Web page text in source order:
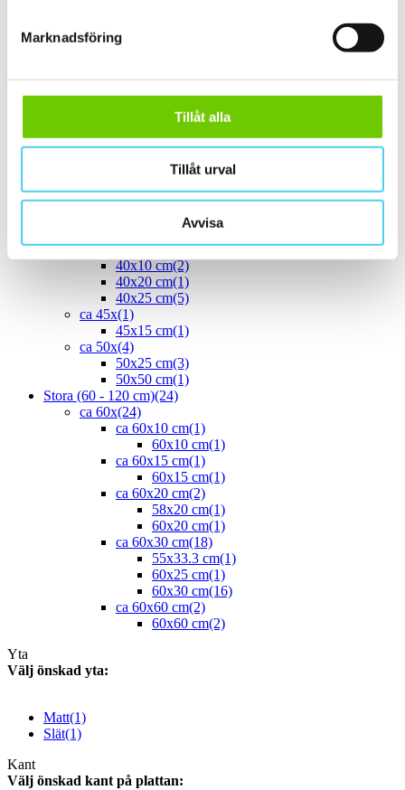
Marknadsföring
Tillåt alla
Tillåt urval
Avvisa
30x9.5 cm
30x15 cm (3)
30x20 cm(1)
ca 30x30 cm(13)
30x30 cm(13)
30x60 cm(16)
33.3x55 cm(1)
ca 40x(8)
40x10 cm(2)
40x20 cm(1)
40x25 cm(5)
ca 45x(1)
45x15 cm(1)
ca 50x(4)
50x25 cm(3)
50x50 cm(1)
Stora (60 - 120 cm)(24)
ca 60x(24)
ca 60x10 cm(1)
60x10 cm(1)
ca 60x15 cm(1)
60x15 cm(1)
ca 60x20 cm(2)
58x20 cm(1)
60x20 cm(1)
ca 60x30 cm(18)
55x33.3 cm(1)
60x25 cm(1)
60x30 cm(16)
ca 60x60 cm(2)
60x60 cm(2)
Yta
Välj önskad yta:
Matt(1)
Slät(1)
Kant
Välj önskad kant på plattan: